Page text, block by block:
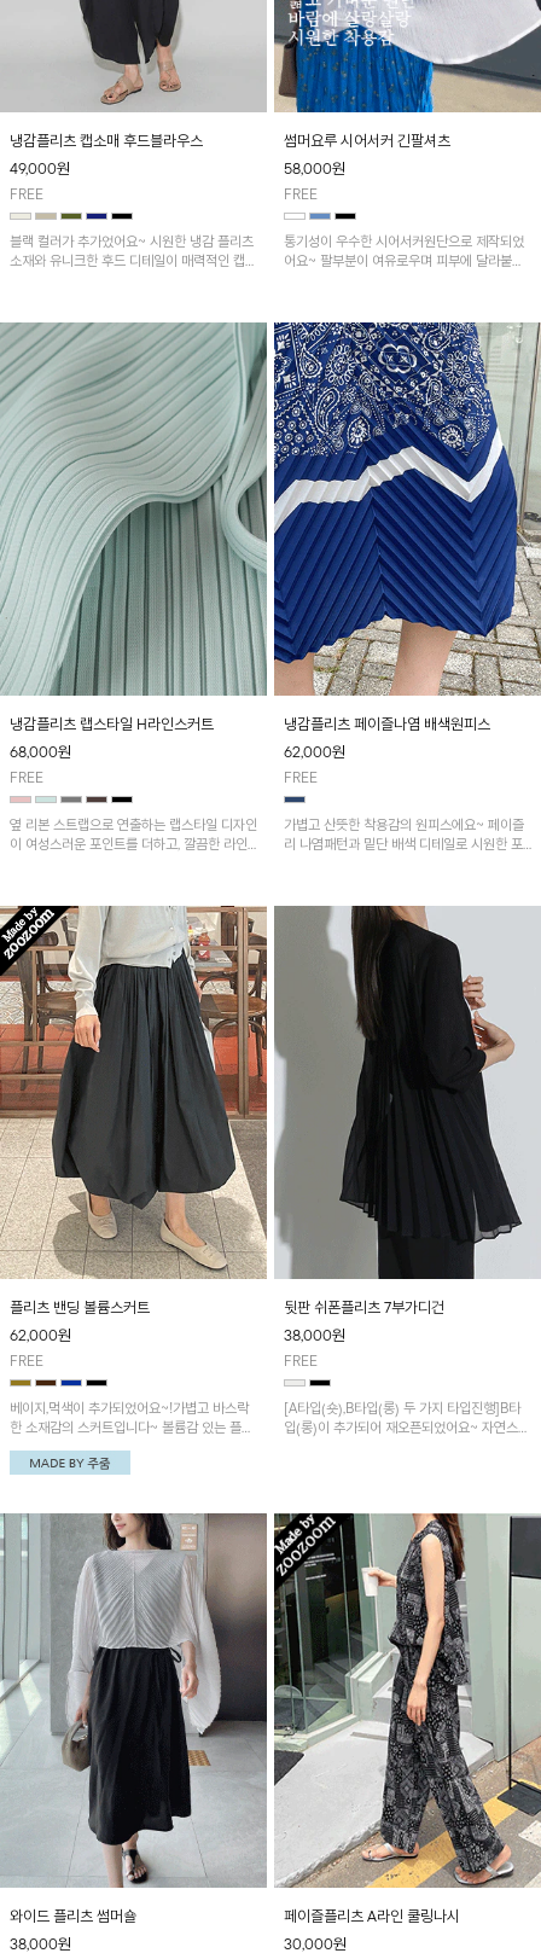
냉감플리츠 캡소매 후드블라우스
49,000원
FREE
블랙 컬러가 추가었어요~ 시원한 냉감 플리츠
소재와 유니크한 후드 디테일이 매력적인 캡소
며, 편안하면서도 스타일리시한 아이템입니다
~
썸머요루 시어서커 긴팔셔츠
58,000원
FREE
통기성이 우수한 시어서커원단으로 제작되었
어요~ 팔부분이 여유로우며 피부에 달라붙지
냉감플리츠 랩스타일 H라인스커트
68,000원
FREE
옆 리본 스트랩으로 연출하는 랩스타일 디자인
이 여성스러운 포인트를 더하고, 깔끔한 라인
할 수 있어요~
냉감플리츠 페이즐나염 배색원피스
62,000원
FREE
가볍고 산뜻한 착용감의 원피스에요~ 페이즐
리 나염패턴과 밑단 배색 디테일로 시원한 포
플리츠 밴딩 볼륨스커트
62,000원
FREE
베이지,먹색이 추가되었어요~!가볍고 바스락
한 소재감의 스커트입니다~ 볼륨감 있는 플리
츠 디자인으로 멋스러운 포인트 아이템!
뒷판 쉬폰플리츠 7부가디건
38,000원
FREE
[A타입(숏),B타입(롱) 두 가지 타입진행]B타
입(롱)이 추가되어 재오픈되었어요~ 자연스럽
와이드 플리츠 썸머숄
38,000원
페이즐플리츠 A라인 쿨링나시
30,000원